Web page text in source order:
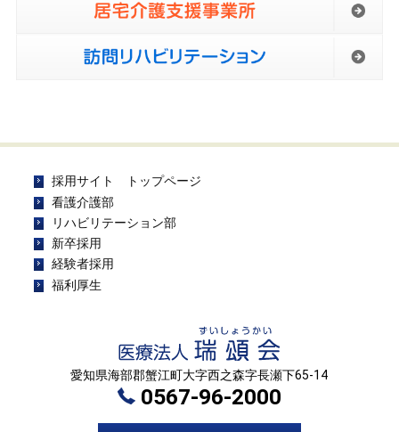
採用サイト トップページ
看護介護部
リハビリテーション部
新卒採用
経験者採用
福利厚生
愛知県海部郡蟹江町大字西之森字長瀬下65-14
0567-96-2000